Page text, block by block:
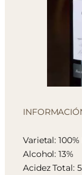
Varietal:
Alcohol: 13%
Acidez Total: